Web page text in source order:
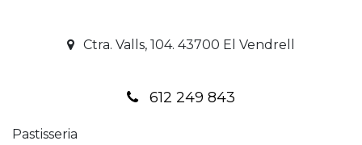
Ctra. Valls, 104. 43700 El Vendrell
612 249 843
Pastisseria